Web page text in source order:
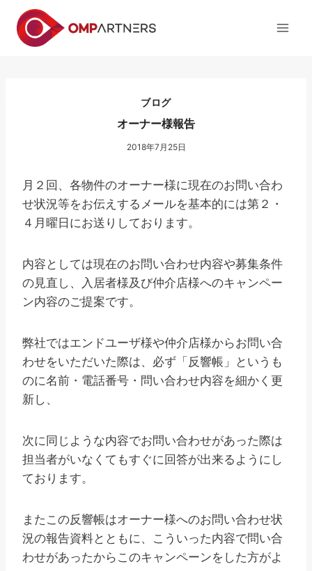
ブログ
オーナー様報告
2018年7月25日
月２回、各物件のオーナー様に現在のお問い合わ
せ状況等をお伝えするメールを基本的には第２・
４月曜日にお送りしております。
内容としては現在のお問い合わせ内容や募集条件
の見直し、入居者様及び仲介店様へのキャンペー
ン内容のご提案です。
弊社ではエンドユーザ様や仲介店様からお問い合
わせをいただいた際は、必ず「反響帳」というも
のに名前・電話番号・問い合わせ内容を細かく更
新し、
次に同じような内容でお問い合わせがあった際は
担当者がいなくてもすぐに回答が出来るようにし
ております。
またこの反響帳はオーナー様へのお問い合わせ状
況の報告資料とともに、こういった内容で問い合
わせがあったからこのキャンペーンをした方がよ